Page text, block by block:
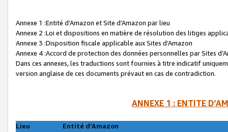
Annexe 1 :Entité d’Amazon et Site d’Amazon par lieu
Annexe 2 :Loi et dispositions en matière de résolution des litiges
Annexe 3 :Disposition fiscale applicable aux Sites d’Amazon
Annexe 4 :Accord de protection des données personnelles par Sites
Dans ces annexes, les traductions sont fournies à titre indicatif
version anglaise de ces documents prévaut en cas de contradiction.
ANNEXE 1 : ENTITE
Lieu
Entité d’Amazon